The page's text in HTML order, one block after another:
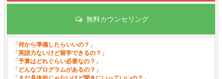
無料カウンセリング
「 何から準備したらいいの？ 」
「 英語力ないけど留学できるの？ 」
「 予算はどれぐらい必要なの？ 」
「 どんなプログラムがあるの？ 」